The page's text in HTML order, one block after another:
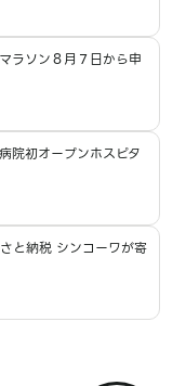
ラソン８月７日から申
院初オープンホスピタ
さと納税 シンコーワが寄